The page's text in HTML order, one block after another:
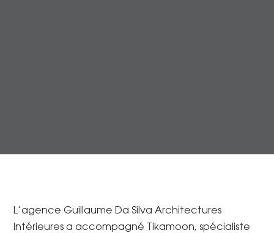
L’agence Guillaume Da Silva Architectures
Intérieures a accompagné Tikamoon, spécialiste